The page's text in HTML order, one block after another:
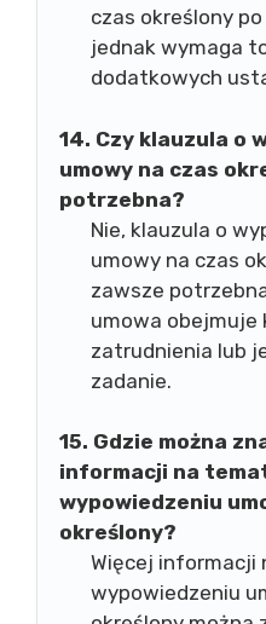
czas określony
jednak wymaga
dodatkowych
14. Czy klauzula o
umowy na czas
potrzebna?
Nie, klauzula o
umowy na czas
zawsze
umowa obejmuje
zatrudnienia lub
zadanie.
15. Gdzie można
informacji na
wypowiedzeniu
określony?
Więcej informacji
wypowiedzeniu